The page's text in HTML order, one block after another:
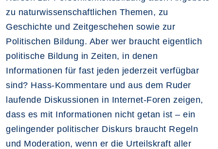
zu naturwissenschaftlichen Themen, zu
Geschichte und Zeitgeschehen sowie zur
Politischen Bildung. Aber wer braucht eigentlich
politische Bildung in Zeiten, in denen
Informationen für fast jeden jederzeit verfügbar
sind? Hass-Kommentare und aus dem Ruder
laufende Diskussionen in Internet-Foren zeigen,
dass es mit Informationen nicht getan ist – ein
gelingender politischer Diskurs braucht Regeln
und Moderation, wenn er die Urteilskraft aller